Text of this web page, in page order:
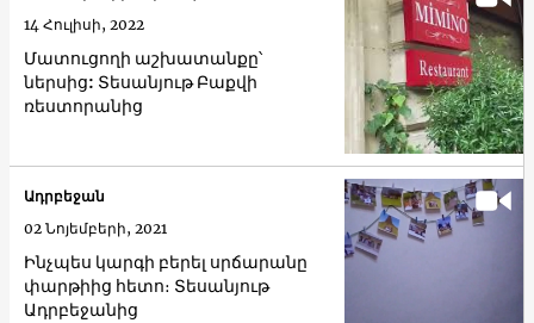
Մատուցողի աշխատանքը՝
ներսից: Տեսանյութ Բաքվի
ռեստորանից
14 Հուլիսի, 2022
Ինչպես կարգի բերել սրճարանը
փարթիից հետո։ Տեսանյութ
Ադրբեջանից
Ադրբեջան
02 Նոյեմբերի, 2021